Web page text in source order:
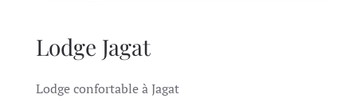
Lodge Jagat
Lodge confortable à Jagat